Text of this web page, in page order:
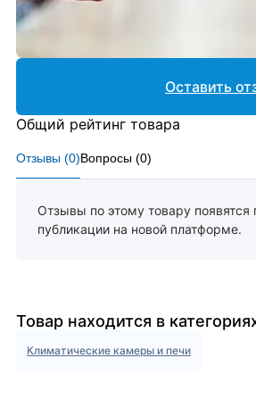
Отзывы (0)Вопросы (0)
Отзывы по этому товару появятся
публикации на новой платформе.
Оставить
Общий рейтинг товара
Товар находится в
Климатические камеры и печи